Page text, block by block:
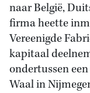
naar België,
firma heette
Vereenigde
kapitaal
ondertussen
Waal in